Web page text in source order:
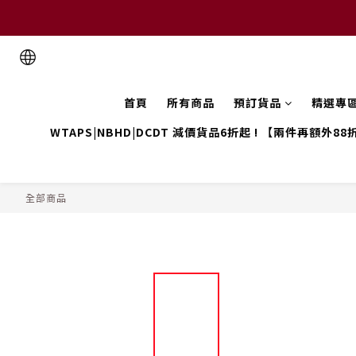
首頁 所有商品 預訂貨品
精選專
WTAPS|NBHD|DCDT 減價貨品6折起 ! 【兩件再額外88
全部商品